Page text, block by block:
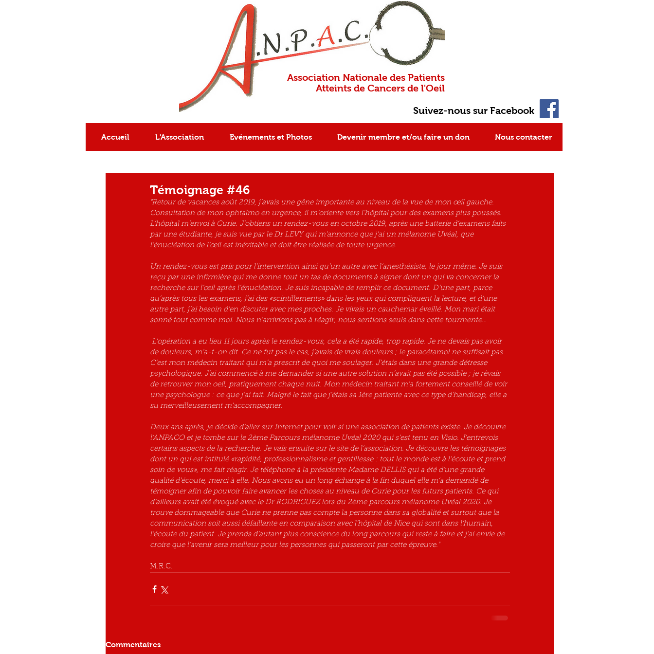
Association Nationale des Patients
Atteints de Cancers de l'Oeil
Suivez-nous sur Facebook
Accueil L'Association Evénements et Photos Devenir membre et/ou faire un don Nous contacter
Témoignage #46
"Retour de vacances août 2019, j’avais une gêne importante au niveau de la vue de mon œil gauche.
Consultation de mon ophtalmo en urgence, il m’oriente vers l’hôpital pour des examens plus poussés.
L’hôpital m’envoi à Curie. J’obtiens un rendez-vous en octobre 2019, après une batterie d’examens faits
par une étudiante, je suis vue par le Dr LEVY qui m’annonce que j’ai un mélanome Uvéal, que
l’énucléation de l’œil est inévitable et doit être réalisée de toute urgence.
Un rendez-vous est pris pour l’intervention ainsi qu’un autre avec l’anesthésiste, le jour même. Je suis
reçu par une infirmière qui me donne tout un tas de documents à signer dont un qui va concerner la
recherche sur l’œil après l’énucléation. Je suis incapable de remplir ce document. D’une part, parce
qu’après tous les examens, j’ai des «scintillements» dans les yeux qui compliquent la lecture, et d’une
autre part, j’ai besoin d’en discuter avec mes proches. Je vivais un cauchemar éveillé. Mon mari était
sonné tout comme moi. Nous n’arrivions pas à réagir, nous sentions seuls dans cette tourmente…
de douleurs, m’a-t-on dit. Ce ne fut pas le cas, j’avais de vrais douleurs ; le paracétamol ne suffisait pas.
C’est mon médecin traitant qui m’a prescrit de quoi me soulager. J’étais dans une grande détresse
psychologique. J’ai commencé à me demander si une autre solution n’avait pas été possible ; je rêvais
de retrouver mon oeil, pratiquement chaque nuit. Mon médecin traitant m’a fortement conseillé de voir
une psychologue : ce que j’ai fait. Malgré le fait que j’étais sa 1ère patiente avec ce type d’handicap, elle a
su merveilleusement m’accompagner.
Deux ans après, je décide d’aller sur Internet pour voir si une association de patients existe. Je découvre
l’ANPACO et je tombe sur le 2ème Parcours mélanome Uvéal 2020 qui s’est tenu en Visio. J’entrevois
certains aspects de la recherche. Je vais ensuite sur le site de l’association. Je découvre les témoignages
dont un qui est intitulé «rapidité, professionnalisme et gentillesse : tout le monde est à l’écoute et prend
soin de vous», me fait réagir. Je téléphone à la présidente Madame DELLIS qui a été d’une grande
qualité d’écoute, merci à elle. Nous avons eu un long échange à la fin duquel elle m’a demandé de
témoigner afin de pouvoir faire avancer les choses au niveau de Curie pour les futurs patients. Ce qui
d’ailleurs avait été évoqué avec le Dr RODRIGUEZ lors du 2ème parcours mélanome Uvéal 2020. Je
trouve dommageable que Curie ne prenne pas compte la personne dans sa globalité et surtout que la
communication soit aussi défaillante en comparaison avec l’hôpital de Nice qui sont dans l’humain,
l’écoute du patient. Je prends d’autant plus conscience du long parcours qui reste à faire et j’ai envie de
croire que l’avenir sera meilleur pour les personnes qui passeront par cette épreuve."
M.R.C.
Commentaires